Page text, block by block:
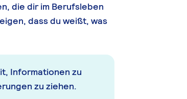
die dir im Berufsleben
dass du weißt, was
Informationen zu
zu ziehen.